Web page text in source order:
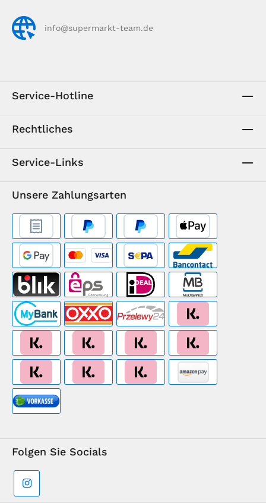
info@supermarkt-team.de
Service-Hotline
Rechtliches
Service-Links
Unsere Zahlungsarten
Folgen Sie Socials